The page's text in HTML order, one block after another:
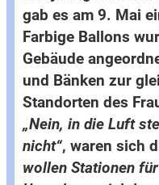
gab es am 9. Mai
Farbige Ballons
Gebäude
und Bänken zur
Standorten des
„Nein, in die Luft
nicht“, waren sich
wollen Stationen